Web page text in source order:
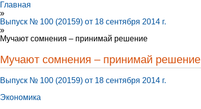
Главная
»
Выпуск № 100 (20159) от 18 сентября 2014 г.
»
Мучают сомнения – принимай решение
Мучают сомнения – принимай решение
Выпуск № 100 (20159) от 18 сентября 2014 г.
Экономика